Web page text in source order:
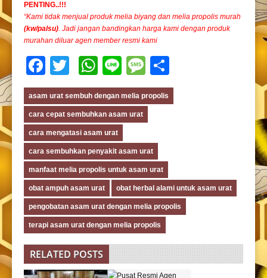
PENTING..!!!
“Kami tidak menjual produk melia biyang dan melia propolis murah
(kw/palsu). Jadi jangan bandingkan harga kami dengan produk
murahan diluar agen member resmi kami
Facebook
TwitterWhatsApp
LineMessage
asam urat sembuh dengan melia propolis
cara cepat sembuhkan asam urat
cara mengatasi asam urat
cara sembuhkan penyakit asam urat
manfaat melia propolis untuk asam urat
obat ampuh asam urat obat herbal alami untuk asam urat
pengobatan asam urat dengan melia propolis
terapi asam urat dengan melia propolis
RELATED POSTS